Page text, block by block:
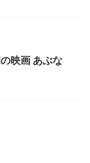
映画 あぶな